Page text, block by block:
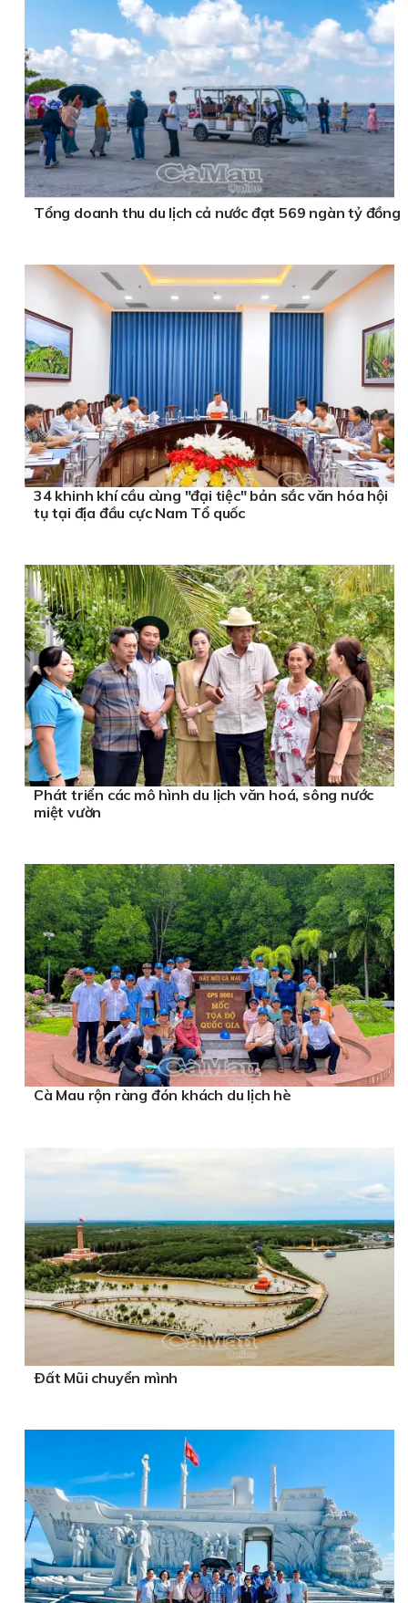
Tổng doanh thu du lịch cả nước đạt 569 ngàn tỷ đồng
34 khinh khí cầu cùng "đại tiệc" bản sắc văn hóa hội
tụ tại địa đầu cực Nam Tổ quốc
Phát triển các mô hình du lịch văn hoá, sông nước
miệt vườn
Cà Mau rộn ràng đón khách du lịch hè
Ðất Mũi chuyển mình